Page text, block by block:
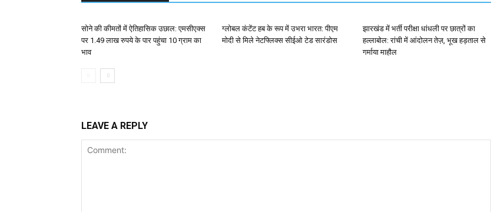
सोने की कीमतों में ऐतिहासिक उछाल: एमसीएक्स
पर 1.49 लाख रुपये के पार पहुंचा 10 ग्राम का
भाव
ग्लोबल कंटेंट हब के रूप में उभरा भारत: पीएम
मोदी से मिले नेटफ्लिक्स सीईओ टेड सारंडोस
झारखंड में भर्ती परीक्षा धांधली पर छात्रों का
हल्लाबोल: रांची में आंदोलन तेज़, भूख हड़ताल से
गर्माया माहौल
LEAVE A REPLY